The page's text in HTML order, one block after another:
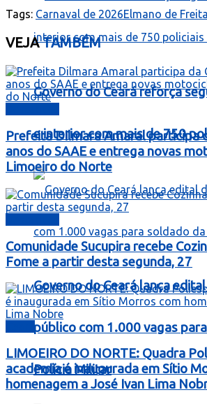
Governo do Ceará reforça
e interior com mais de 750
Governo do Ceará lança
público com 1.000 vagas
Polícia Militar
Tags: Carnaval de 2026Elmano de
VEJATAMBÉM
Prefeita Dilmara Amaral participa
anos do SAAE e entrega novas
Limoeiro do Norte
Comunidade Sucupira recebe
Fome a partir desta segunda, 27
LIMOEIRO DO NORTE: Quadra
academia é inaugurada em Sítio
homenagem a José Ivan Lima